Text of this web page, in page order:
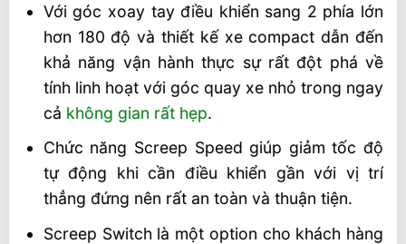
Với góc xoay tay điều khiển sang 2 phía lớn
hơn 180 độ và thiết kế xe compact dẫn đến
khả năng vận hành thực sự rất đột phá về
tính linh hoạt với góc quay xe nhỏ trong ngay
cả không gian rất hẹp.
Chức năng Screep Speed giúp giảm tốc độ
tự động khi cần điều khiển gần với vị trí
thẳng đứng nên rất an toàn và thuận tiện.
Screep Switch là một option cho khách hàng